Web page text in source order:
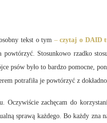
tekst o tym –czytaj o DAID
Stosunkowo rzadko
psów było to bardzo pomocne,
potrafiła je powtórzyć z
zachęcam do
sprawą każdego. Bo każdy zna